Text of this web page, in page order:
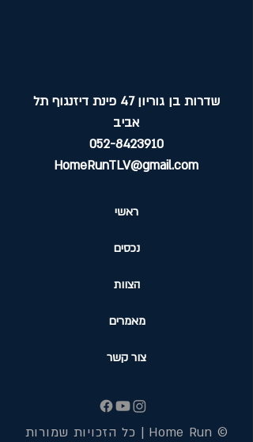
שדרות בן גוריון 47 פינת דיזנגוף תל
אביב
052-8423910
HomeRunTLV@gmail.com
ראשי
נכסים
הצוות
מאמרים
צור קשר
© Home Run | כל הזכויות שמורות